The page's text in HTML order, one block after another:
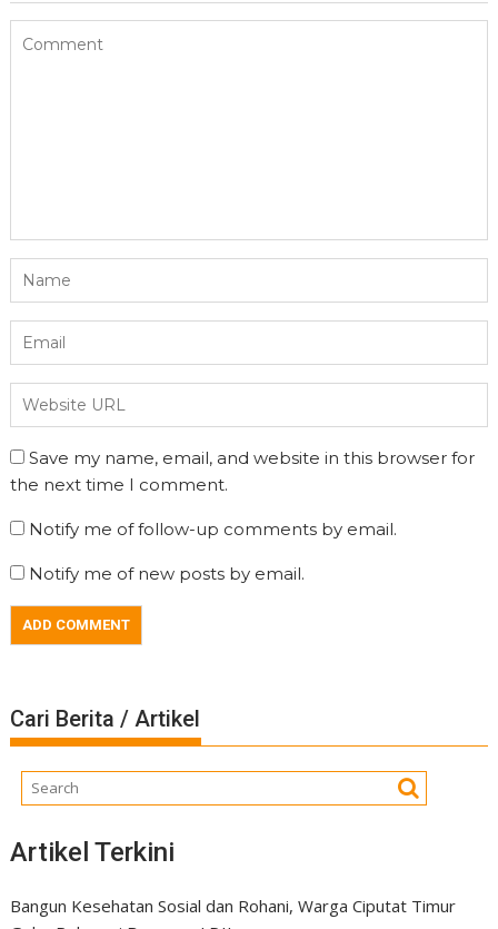
Save my name, email, and website in this browser for
the next time I comment.
Notify me of follow-up comments by email.
Notify me of new posts by email.
Cari Berita / Artikel
Artikel Terkini
Bangun Kesehatan Sosial dan Rohani, Warga Ciputat Timur